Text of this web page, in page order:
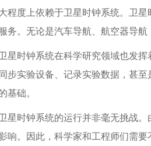
程度上依赖于卫星时钟系统。卫
务。无论是汽车导航、航空器导
星时钟系统在科学研究领域也发
步实验设备、记录实验数据，甚
基础。
星时钟系统的运行并非毫无挑战
响。因此，科学家和工程师们需